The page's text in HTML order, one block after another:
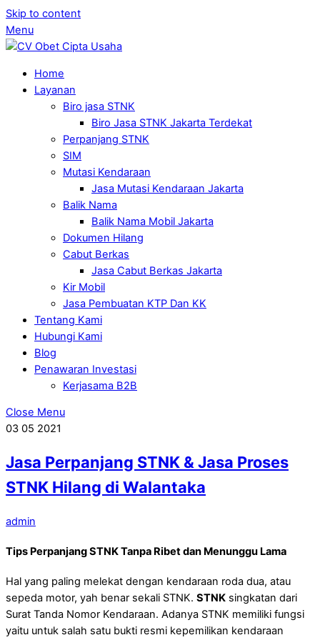
Skip to content
Menu
Home
Layanan
Biro jasa STNK
Biro Jasa STNK Jakarta Terdekat
Perpanjang STNK
SIM
Mutasi Kendaraan
Jasa Mutasi Kendaraan Jakarta
Balik Nama
Balik Nama Mobil Jakarta
Dokumen Hilang
Cabut Berkas
Jasa Cabut Berkas Jakarta
Kir Mobil
Jasa Pembuatan KTP Dan KK
Tentang Kami
Hubungi Kami
Blog
Penawaran Investasi
Kerjasama B2B
Close Menu
03 05 2021
Jasa Perpanjang STNK & Jasa Proses
STNK Hilang di Walantaka
admin
Tips Perpanjang STNK Tanpa Ribet dan Menunggu Lama
Hal yang paling melekat dengan kendaraan roda dua, atau
sepeda motor, yah benar sekali STNK. STNK singkatan dari
Surat Tanda Nomor Kendaraan. Adanya STNK memiliki fungsi
yaitu untuk salah satu bukti resmi kepemilikan kendaraan